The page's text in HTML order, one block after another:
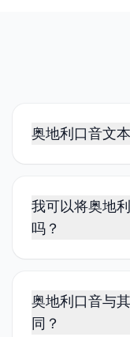
奥地利口音文
我可以将奥地
吗？
奥地利口音与
同？